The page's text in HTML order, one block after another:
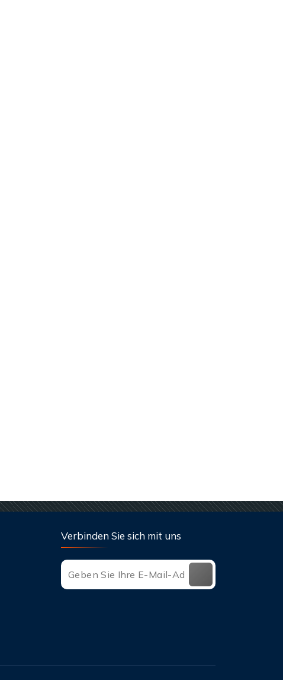
Verbinden Sie sich mit uns